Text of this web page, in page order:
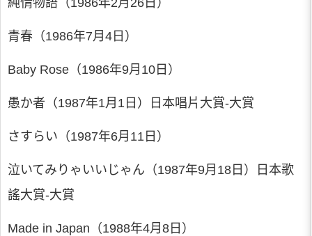
純情物語（1986年2月26日）
青春（1986年7月4日）
Baby Rose（1986年9月10日）
愚か者（1987年1月1日）日本唱片大賞-大賞
さすらい（1987年6月11日）
泣いてみりゃいいじゃん（1987年9月18日）日本歌
謠大賞-大賞
Made in Japan（1988年4月8日）